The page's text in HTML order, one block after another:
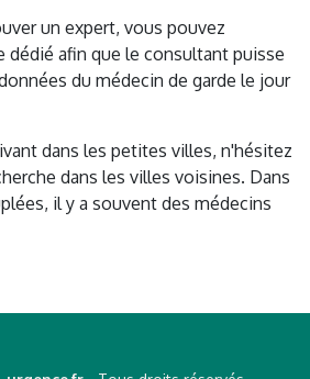
un expert, vous pouvez
dédié afin que le consultant puisse
du médecin de garde le jour
dans les petites villes, n'hésitez
dans les villes voisines. Dans
il y a souvent des médecins